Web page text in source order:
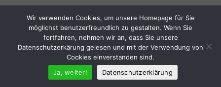
© 2026ÖSTERREICH 22 – Impressum· Datenschutzerklärung
Wir verwenden Cookies, um unsere Homepage für Sie
möglichst benutzerfreundlich zu gestalten. Wenn Sie
fortfahren, nehmen wir an, dass Sie unsere
Datenschutzerkärung gelesen und mit der Verwendung von
Cookies einverstanden sind.
Ja, weiter!
Datenschutzerklärung